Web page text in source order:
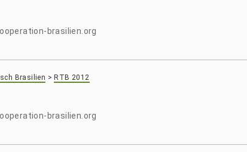
brasilien.org
Brasilien > RTB 2012
brasilien.org